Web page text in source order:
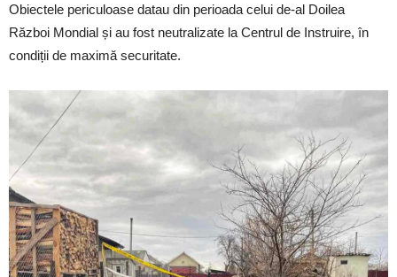
Obiectele periculoase datau din perioada celui de-al Doilea
Război Mondial și au fost neutralizate la Centrul de Instruire, în
condiții de maximă securitate.